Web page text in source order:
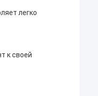
легко
к своей